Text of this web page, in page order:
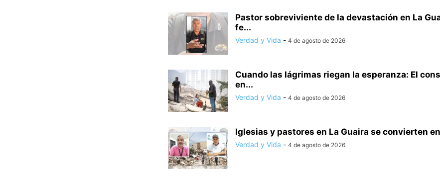
Pastor sobreviviente de la devastación en La
fe...
Verdad y Vida - 4 de agosto de 2026
Cuando las lágrimas riegan la esperanza: El
en...
Verdad y Vida - 4 de agosto de 2026
Iglesias y pastores en La Guaira se convierten
Verdad y Vida - 4 de agosto de 2026